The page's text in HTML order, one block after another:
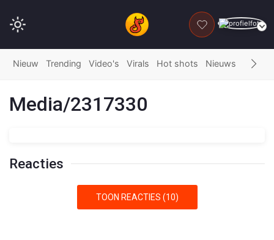
DONEER
Nieuw Trending Video's Virals Hot shots Nieuws Fails
Media/2317330
Reacties
TOON REACTIES (10)